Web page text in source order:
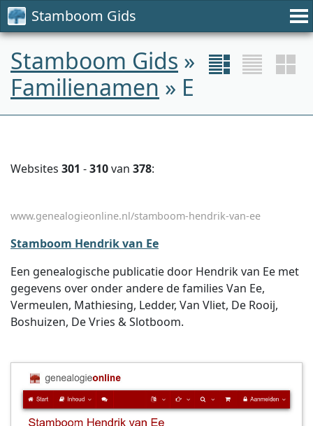
Stamboom Gids
Stamboom Gids »
Familienamen » E
Websites 301 -310van 378:
www.genealogieonline.nl/stamboom-hendrik-van-ee
Stamboom Hendrik van Ee
Een genealogische publicatie door Hendrik van Ee met
gegevens over onder andere de families Van Ee,
Vermeulen, Mathiesing, Ledder, Van Vliet, De Rooij,
Boshuizen, De Vries & Slotboom.